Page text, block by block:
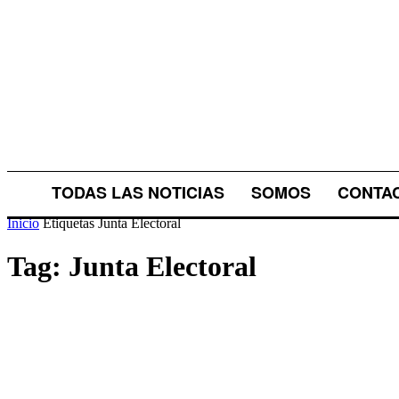
TODAS LAS NOTICIAS SOMOS
Inicio Etiquetas Junta Electoral
Tag: Junta Electoral